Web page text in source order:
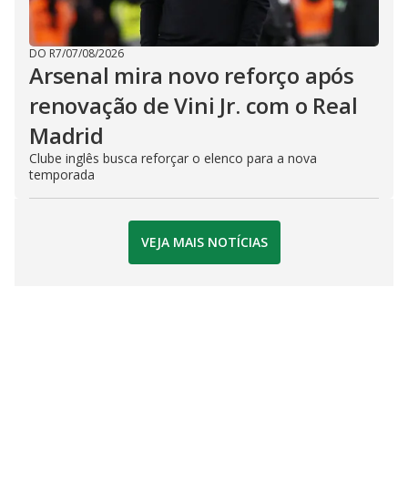
DO R7/07/08/2026
Arsenal mira novo reforço após
renovação de Vini Jr. com o Real
Madrid
Clube inglês busca reforçar o elenco para a nova
temporada
VEJA MAIS NOTÍCIAS